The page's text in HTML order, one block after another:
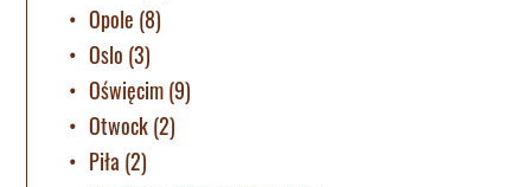
Opole (8)
Oslo (3)
Oświęcim(9)
Otwock(2)
Piła (2)